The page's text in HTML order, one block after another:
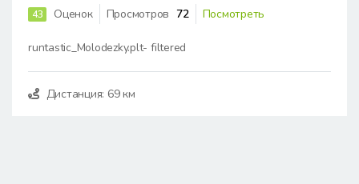
43 Оценок Просмотров 72 Посмотреть
runtastic_Molodezky.plt- filtered
Дистанция: 69 км